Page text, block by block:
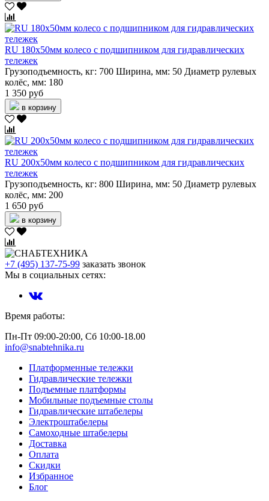
RU 180х50мм колесо с подшипником для гидравлических
тележек
Грузоподъемность, кг: 700 Ширина, мм: 50 Диаметр рулевых
колёс, мм: 180
1 350 руб
в корзину
RU 200х50мм колесо с подшипником для гидравлических
тележек
Грузоподъемность, кг: 800 Ширина, мм: 50 Диаметр рулевых
колёс, мм: 200
1 650 руб
в корзину
+7 (495) 137-75-99 заказать звонок
Мы в социальных сетях:
Время работы:
Пн-Пт 09:00-20:00, Сб 10:00-18.00
info@snabtehnika.ru
Платформенные тележки
Гидравлические тележки
Подъемные платформы
Мобильные подъемные столы
Гидравлические штабелеры
Электроштабелеры
Самоходные штабелеры
Доставка
Оплата
Скидки
Избранное
Блог